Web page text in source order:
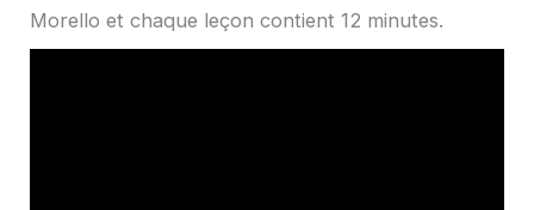
Morello et chaque leçon contient 12 minutes.